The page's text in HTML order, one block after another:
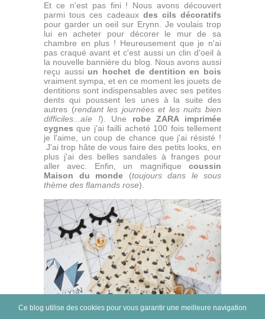
Et ce n'est pas fini ! Nous avons découvert
parmi tous ces cadeaux des cils décoratifs
pour garder un oeil sur Erynn. Je voulais trop
lui en acheter pour décorer le mur de sa
chambre en plus ! Heureusement que je n'ai
pas craqué avant et c'est aussi un clin d'oeil à
la nouvelle bannière du blog. Nous avons aussi
reçu aussi un hochet de dentition en bois
vraiment sympa, et en ce moment les jouets de
dentitions sont indispensables avec ses petites
dents qui poussent les unes à la suite des
autres (rendant les journées et les nuits bien
difficiles...aïe !). Une robe ZARA imprimée
cygnes que j'ai failli acheté 100 fois tellement
je l'aime, un coup de chance que j'ai résisté !
J'ai trop hâte de vous faire des petits looks, en
plus j'ai des belles sandales à franges pour
aller avec. Enfin, un magnifique coussin
Maison du monde (toujours dans le sous
thème des flamands rose).
Ce blog utilise des cookies pour vous garantir une meilleure navigation